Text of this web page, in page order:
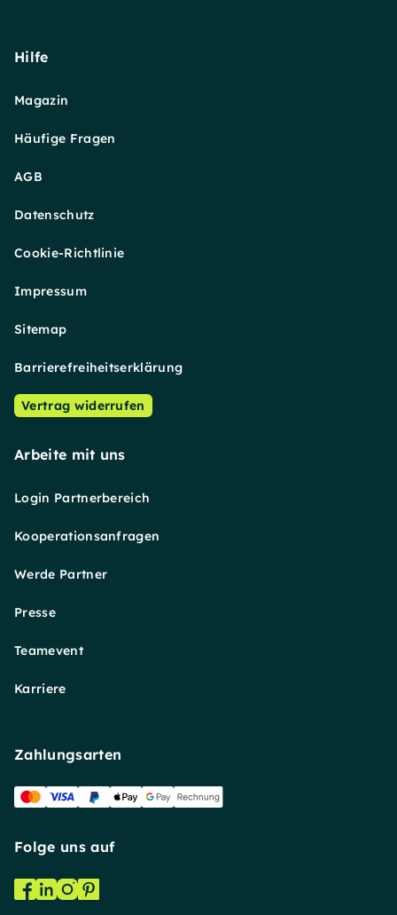
Hilfe
Magazin
Häufige Fragen
AGB
Datenschutz
Cookie-Richtlinie
Impressum
Sitemap
Barrierefreiheitserklärung
Vertrag widerrufen
Arbeite mit uns
Login Partnerbereich
Kooperationsanfragen
Werde Partner
Presse
Teamevent
Karriere
Zahlungsarten
Folge uns auf